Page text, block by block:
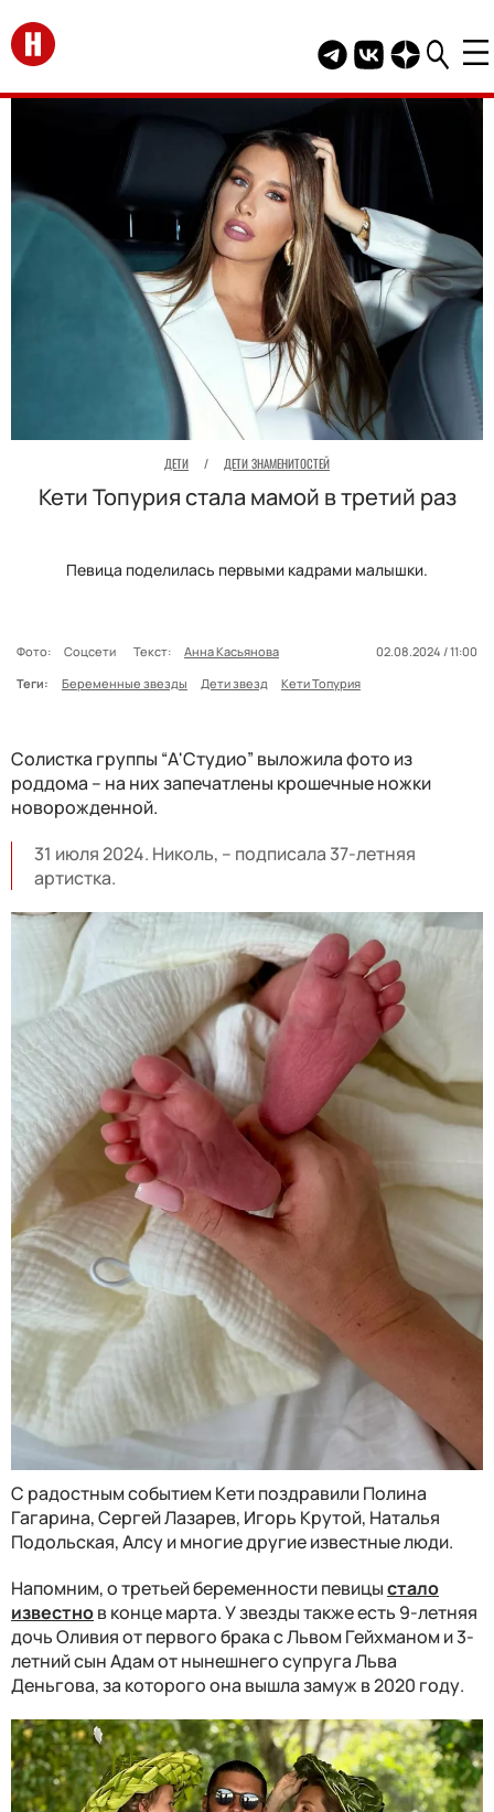
Перейти на главную
Telegram канал
Группа HELLO
Канал
ДЕТИ / ДЕТИ ЗНАМЕНИТОСТЕЙ
Кети Топурия стала мамой в третий раз
Певица поделилась первыми кадрами малышки.
Фото: Соцсети Текст: Анна Касьянова
02.08.2024 / 11:00
Теги:
Беременные звезды Дети звезд Кети Топурия
Солистка группы “А'Студио” выложила фото из
роддома – на них запечатлены крошечные ножки
новорожденной.
31 июля 2024. Николь, – подписала 37-летняя
артистка.
С радостным событием Кети поздравили Полина
Гагарина, Сергей Лазарев, Игорь Крутой, Наталья
Подольская, Алсу и многие другие известные люди.
Напомним, о третьей беременности певицыстало
известнов конце марта. У звезды также есть 9-летняя
дочь Оливия от первого брака с Львом Гейхманом и 3-
летний сын Адам от нынешнего супруга Льва
Деньгова, за которого она вышла замуж в 2020 году.